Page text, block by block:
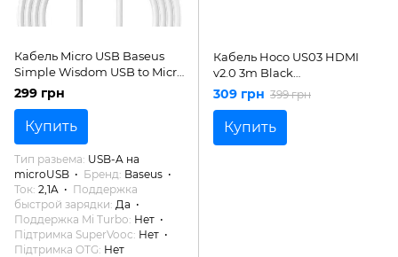
Кабель Micro USB Baseus
Simple Wisdom USB to Micro
USB 1.5m White (TZCAMZJ-
299 грн
Купить
Тип разьема USB-A на
microUSB
Бренд Baseus
Ток 2,1A
Поддержка
быстрой зарядки Да
Поддержка Mi Turbo Нет
Підтримка SuperVooc Нет
Підтримка OTG Нет
Кабель Hoco US03 HDMI
v2.0 3m Black
(6931474777294)
309 грн 399 грн
Купить